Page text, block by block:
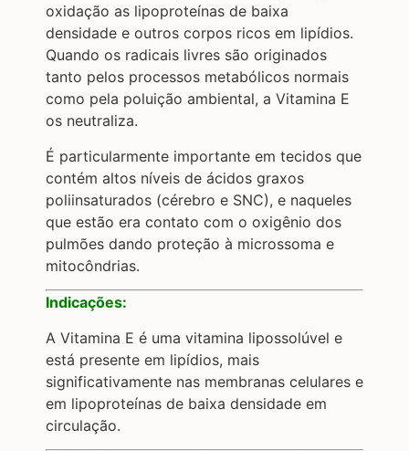
oxidação as lipoproteínas de baixa
densidade e outros corpos ricos em lipídios.
Quando os radicais livres são originados
tanto pelos processos metabólicos normais
como pela poluição ambiental, a Vitamina E
os neutraliza.
É particularmente importante em tecidos que
contém altos níveis de ácidos graxos
poliinsaturados (cérebro e SNC), e naqueles
que estão era contato com o oxigênio dos
pulmões dando proteção à microssoma e
mitocôndrias.
Indicações:
A Vitamina E é uma vitamina lipossolúvel e
está presente em lipídios, mais
significativamente nas membranas celulares e
em lipoproteínas de baixa densidade em
circulação.